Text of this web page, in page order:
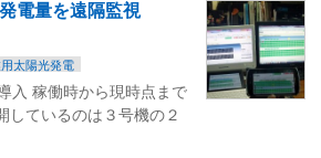
電量を遠隔監視
太陽光発電
入 稼働時から現時点まで
ているのは３号機の２